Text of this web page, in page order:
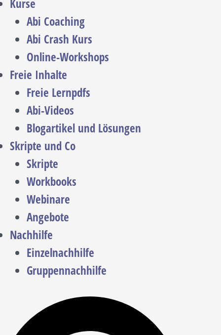
Kurse
Abi Coaching
Abi Crash Kurs
Online-Workshops
Freie Inhalte
Freie Lernpdfs
Abi-Videos
Blogartikel und Lösungen
Skripte und Co
Skripte
Workbooks
Webinare
Angebote
Nachhilfe
Einzelnachhilfe
Gruppennachhilfe